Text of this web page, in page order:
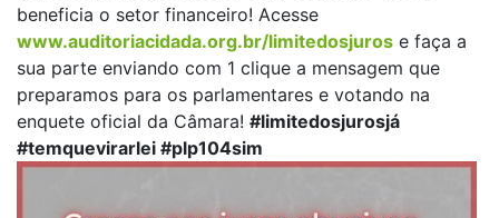
beneficia o setor financeiro! Acesse
www.auditoriacidada.org.br/limitedosjuros e faça a
sua parte enviando com 1 clique a mensagem que
preparamos para os parlamentares e votando na
enquete oficial da Câmara! #limitedosjurosjá
#temquevirarlei #plp104sim